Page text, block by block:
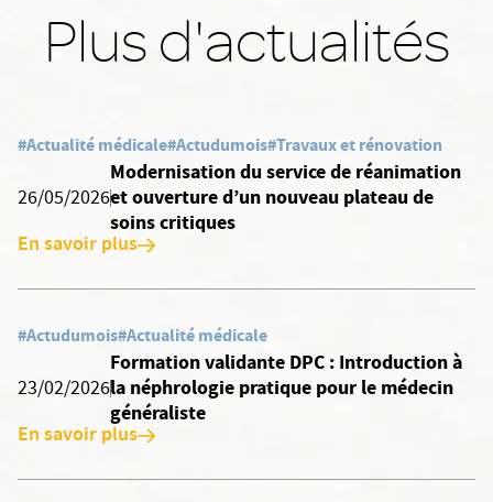
Plus d'actualités
#Actualité médicale#Actudumois#Travaux et rénovation
26/05/2026
Modernisation du service de réanimation
et ouverture d’un nouveau plateau de
soins critiques
En savoir plus
#Actudumois#Actualité médicale
23/02/2026
Formation validante DPC : Introduction à
la néphrologie pratique pour le médecin
généraliste
En savoir plus